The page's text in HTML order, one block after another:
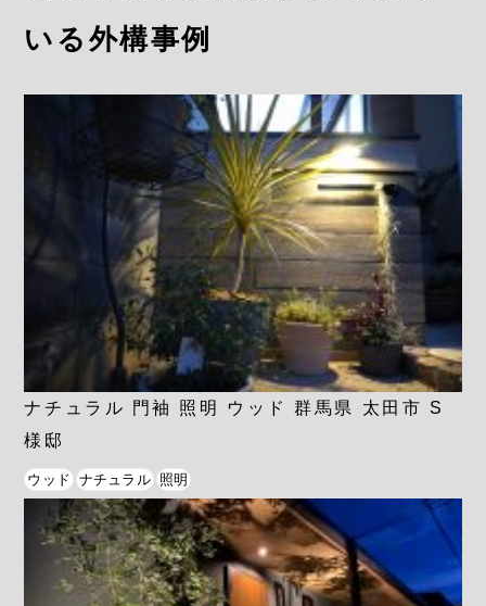
いる外構事例
ナチュラル 門袖 照明 ウッド 群馬県 太田市 S
様邸
ウッド ナチュラル 照明